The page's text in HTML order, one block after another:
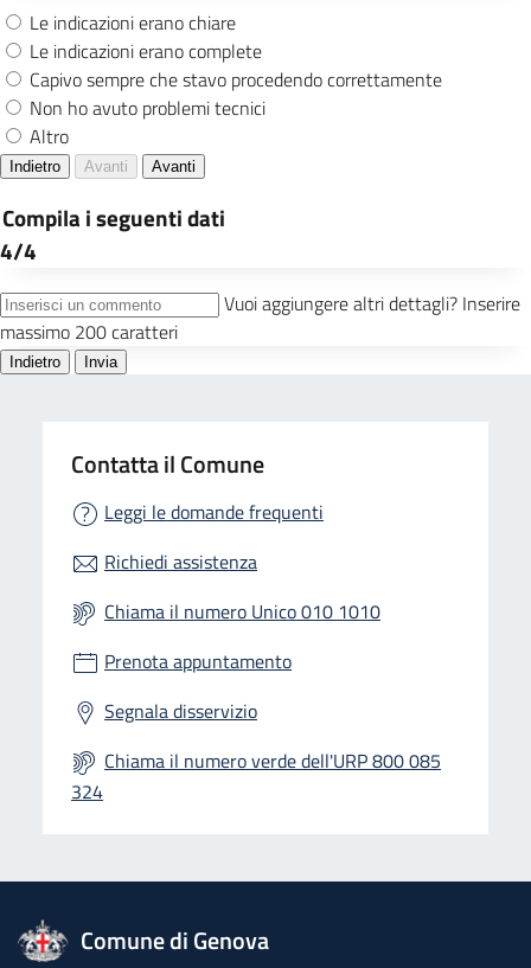
Contatta il Comune
Leggi le domande frequenti
Richiedi assistenza
Chiama il numero Unico 010 1010
Prenota appuntamento
Segnala disservizio
Chiama il numero verde dell'URP 800 085
324
logo Unione Europea
Comune di Genova